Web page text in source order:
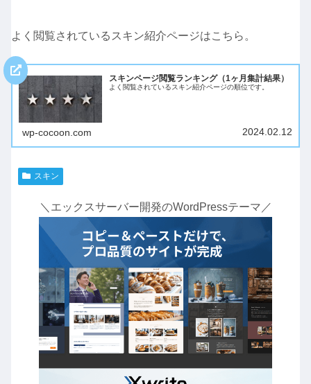
よく閲覧されているスキン紹介ページはこちら。
スキンページ閲覧ランキング（1ヶ月集計結果）
よく閲覧されているスキン紹介ページの順位です。
wp-cocoon.com 2024.02.12
スキン
＼エックスサーバー開発のWordPressテーマ／